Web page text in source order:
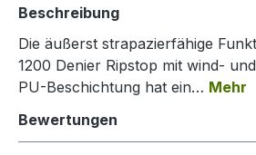
Beschreibung
Die äußerst strapazierfähige
1200 Denier Ripstop mit wind-
PU-Beschichtung hat ein… Mehr
Bewertungen